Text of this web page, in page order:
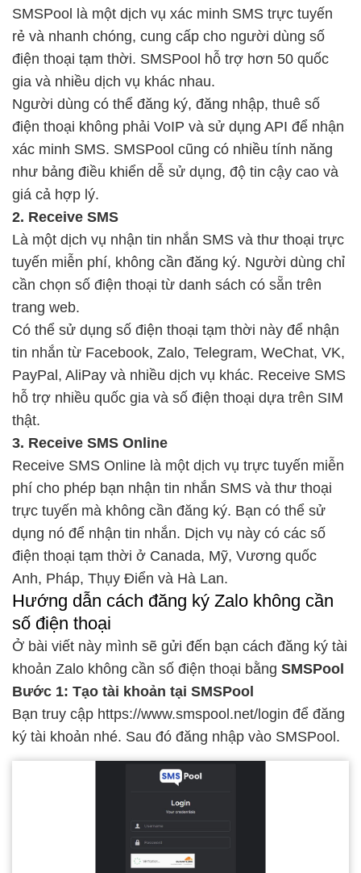
SMSPool là một dịch vụ xác minh SMS trực tuyến
rẻ và nhanh chóng, cung cấp cho người dùng số
điện thoại tạm thời. SMSPool hỗ trợ hơn 50 quốc
gia và nhiều dịch vụ khác nhau.
Người dùng có thể đăng ký, đăng nhập, thuê số
điện thoại không phải VoIP và sử dụng API để nhận
xác minh SMS. SMSPool cũng có nhiều tính năng
như bảng điều khiển dễ sử dụng, độ tin cậy cao và
giá cả hợp lý.
2. Receive SMS
Là một dịch vụ nhận tin nhắn SMS và thư thoại trực
tuyến miễn phí, không cần đăng ký. Người dùng chỉ
cần chọn số điện thoại từ danh sách có sẵn trên
trang web.
Có thể sử dụng số điện thoại tạm thời này để nhận
tin nhắn từ Facebook, Zalo, Telegram, WeChat, VK,
PayPal, AliPay và nhiều dịch vụ khác. Receive SMS
hỗ trợ nhiều quốc gia và số điện thoại dựa trên SIM
thật.
3. Receive SMS Online
Receive SMS Online là một dịch vụ trực tuyến miễn
phí cho phép bạn nhận tin nhắn SMS và thư thoại
trực tuyến mà không cần đăng ký. Bạn có thể sử
dụng nó để nhận tin nhắn. Dịch vụ này có các số
điện thoại tạm thời ở Canada, Mỹ, Vương quốc
Anh, Pháp, Thụy Điển và Hà Lan.
Hướng dẫn cách đăng ký Zalo không cần
số điện thoại
Ở bài viết này mình sẽ gửi đến bạn cách đăng ký tài
khoản Zalo không cần số điện thoại bằng SMSPool
Bước 1: Tạo tài khoản tại SMSPool
Bạn truy cập https://www.smspool.net/login để đăng
ký tài khoản nhé. Sau đó đăng nhập vào SMSPool.